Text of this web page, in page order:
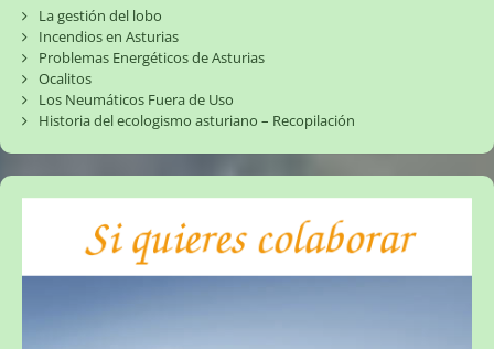
La gestión del lobo
Incendios en Asturias
Problemas Energéticos de Asturias
Ocalitos
Los Neumáticos Fuera de Uso
Historia del ecologismo asturiano – Recopilación